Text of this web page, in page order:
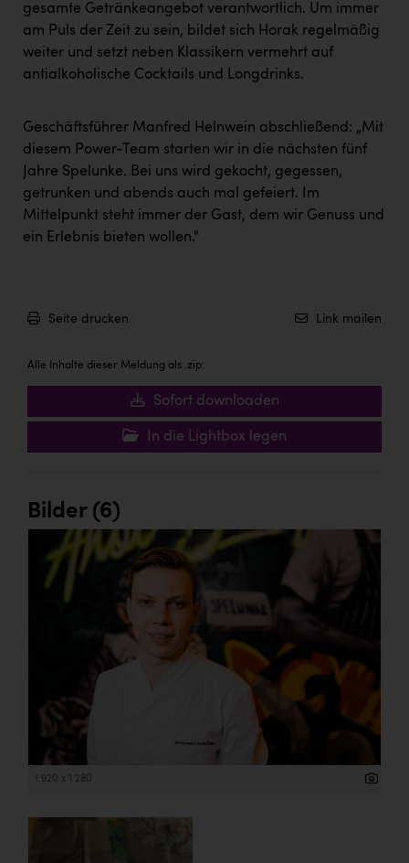
Dopgas
kunden basics
gesamte Getränkeangebot verantwortlich. Um immer
am Puls der Zeit zu sein, bildet sich Horak regelmäßig
weiter und setzt neben Klassikern vermehrt auf
antialkoholische Cocktails und Longdrinks.
Geschäftsführer Manfred Helnwein abschließend: „Mit
diesem Power-Team starten wir in die nächsten fünf
Jahre Spelunke. Bei uns wird gekocht, gegessen,
getrunken und abends auch mal gefeiert. Im
Mittelpunkt steht immer der Gast, dem wir Genuss und
ein Erlebnis bieten wollen."
Seite drucken Link mailen
Alle Inhalte dieser Meldung als .zip:
Sofort downloaden
In die Lightbox legen
Bilder (6)
1 920 x 1 280